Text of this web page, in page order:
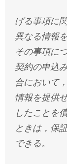
２ 主た
げる事項に
異なる情報
その事項に
契約の申込
合において
情報を提供
したことを
ときは，保
できる。